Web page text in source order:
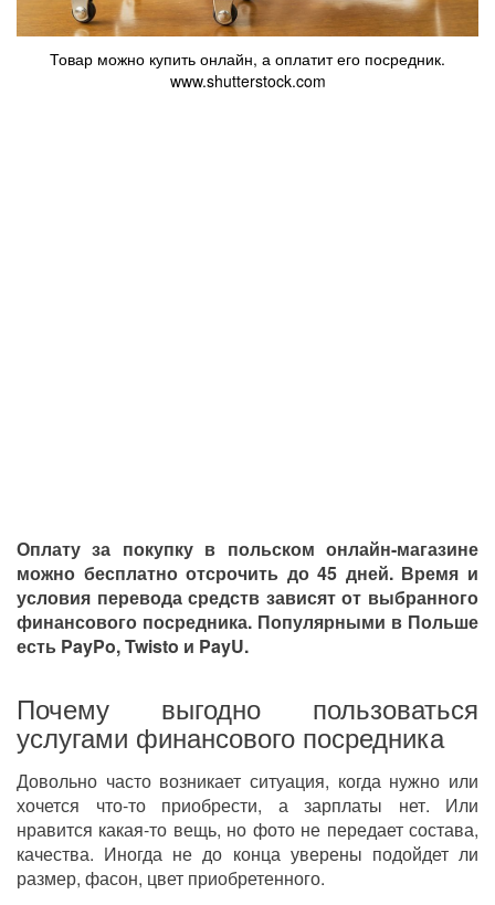
Товар можно купить онлайн, а оплатит его посредник.
www.shutterstock.com
Оплату за покупку в польском онлайн-магазине
можно бесплатно отсрочить до 45 дней. Время и
условия перевода средств зависят от выбранного
финансового посредника. Популярными в Польше
есть PayPo, Twisto и PayU.
Почему выгодно пользоваться
услугами финансового посредника
Довольно часто возникает ситуация, когда нужно или
хочется что-то приобрести, а зарплаты нет. Или
нравится какая-то вещь, но фото не передает состава,
качества. Иногда не до конца уверены подойдет ли
размер, фасон, цвет приобретенного.